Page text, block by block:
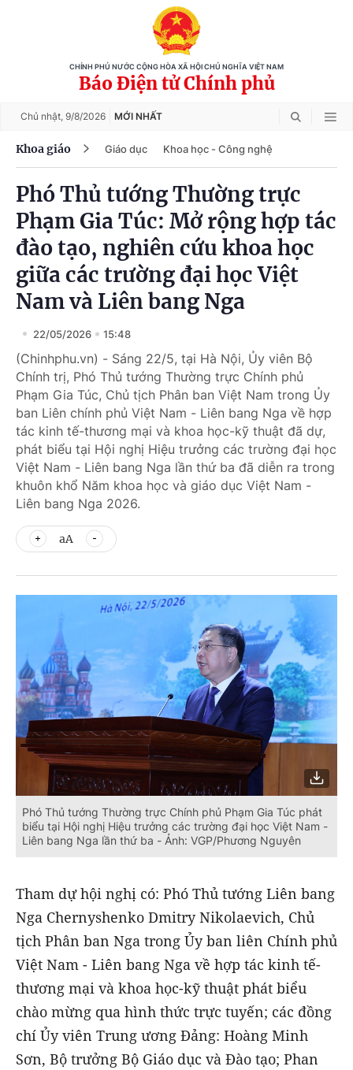
CHÍNH PHỦ NƯỚC CỘNG HÒA XÃ HỘI CHỦ NGHĨA VIỆT NAM
Báo Điện tử Chính phủ
Chủ nhật, 9/8/2026 MỚI NHẤT
Khoa giáo Giáo dục Khoa học - Công nghệ
Phó Thủ tướng Thường trực
Phạm Gia Túc: Mở rộng hợp tác
đào tạo, nghiên cứu khoa học
giữa các trường đại học Việt
Nam và Liên bang Nga
22/05/2026 15:48
(Chinhphu.vn) - Sáng 22/5, tại Hà Nội, Ủy viên Bộ
Chính trị, Phó Thủ tướng Thường trực Chính phủ
Phạm Gia Túc, Chủ tịch Phân ban Việt Nam trong Ủy
ban Liên chính phủ Việt Nam - Liên bang Nga về hợp
tác kinh tế-thương mại và khoa học-kỹ thuật đã dự,
phát biểu tại Hội nghị Hiệu trưởng các trường đại học
Việt Nam - Liên bang Nga lần thứ ba đã diễn ra trong
khuôn khổ Năm khoa học và giáo dục Việt Nam -
Liên bang Nga 2026.
aA
Phó Thủ tướng Thường trực Chính phủ Phạm Gia Túc phát
biểu tại Hội nghị Hiệu trưởng các trường đại học Việt Nam -
Liên bang Nga lần thứ ba - Ảnh: VGP/Phương Nguyên
Tham dự hội nghị có: Phó Thủ tướng Liên bang
Nga Chernyshenko Dmitry Nikolaevich, Chủ
tịch Phân ban Nga trong Ủy ban liên Chính phủ
Việt Nam - Liên bang Nga về hợp tác kinh tế-
thương mại và khoa học-kỹ thuật phát biểu
chào mừng qua hình thức trực tuyến; các đồng
chí Ủy viên Trung ương Đảng: Hoàng Minh
Sơn, Bộ trưởng Bộ Giáo dục và Đào tạo; Phan